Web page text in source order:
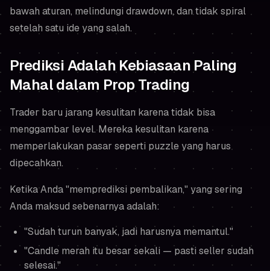
bawah aturan, melindungi drawdown, dan tidak spiral
setelah satu ide yang salah.
Prediksi Adalah Kebiasaan Paling
Mahal dalam Prop Trading
Trader baru jarang kesulitan karena tidak bisa
menggambar level. Mereka kesulitan karena
memperlakukan pasar seperti puzzle yang harus
dipecahkan.
Ketika Anda "memprediksi pembalikan," yang sering
Anda maksud sebenarnyaadalah:
"Sudah turun banyak, jadi harusnya memantul."
"Candle merah itu besar sekali — pasti seller sudah
selesai."